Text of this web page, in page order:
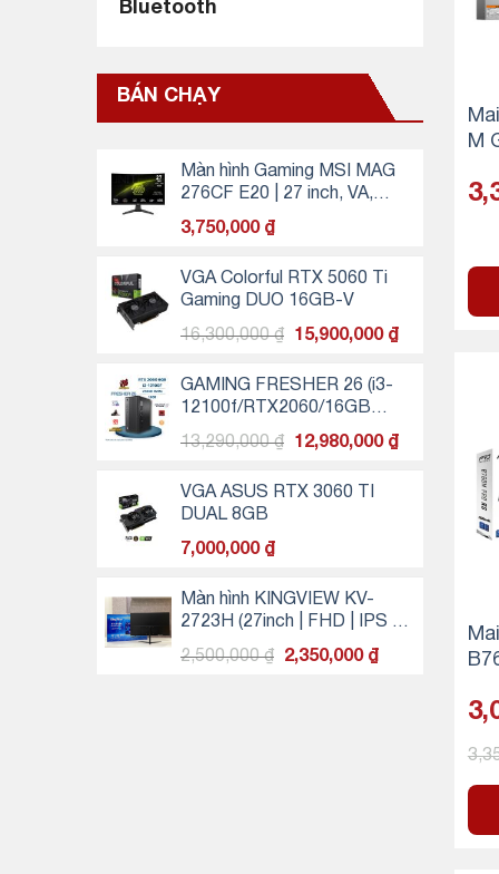
Bluetooth
Có (18)
BÁN CHẠY
Màn hình Gaming MSI MAG
276CF E20 | 27 inch, VA,
3,750,000 ₫
VGA Colorful RTX 5060 Ti
Gaming DUO 16GB-V
16,300,000₫
Giá
là:
16,300,000 ₫.
15,900,000 ₫Giá
GAMING FRESHER 26 (i3-
12100f/RTX2060/16GB
13,290,000₫
Giá
là:
12,980,000 ₫Giá
12,980,000
VGA ASUS RTX 3060 TI
DUAL 8GB
7,000,000 ₫
Màn hình KINGVIEW KV-
2723H (27inch | FHD | IPS |
2,500,000₫
Giá
2,350,000 ₫Giá
2,350,000 ₫.
M